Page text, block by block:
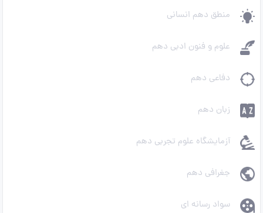
منطق دهم انسانی
علوم و فنون ادبی دهم
دفاعی دهم
زبان دهم
آزمایشگاه علوم تجربی دهم
جغرافی دهم
سواد رسانه ای